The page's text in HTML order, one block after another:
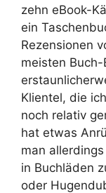
zehn eBook-
ein
Rezensionen
meisten
Klientel, die
noch relativ
hat etwas
man
in Buchläden
oder